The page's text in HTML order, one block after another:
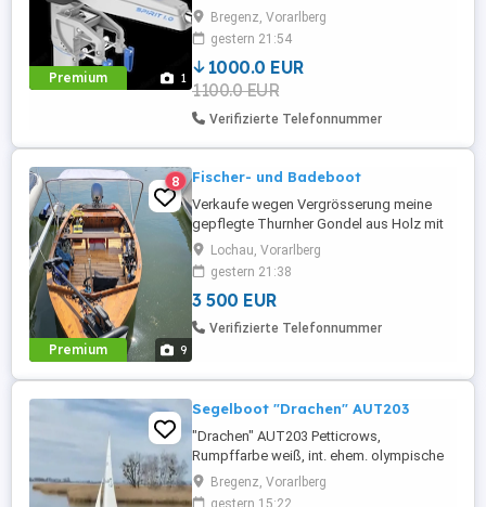
Premium 1
Außenbordmotor ist ideal für kleine
Boote, Schlauchboote oder Segelboote
und bietet eine umweltfreundliche und
leise Alternative zu Benzinmotoren. Er ist
bekannt für seine Effizienz und einfache
Handhabung. * Leistungsstarker ...
Bregenz, Vorarlberg
gestern 21:54
1000.0 EUR
1100.0 EUR
Verifizierte Telefonnummer
Premium 9
8 Fischer- und Badeboot
Verkaufe wegen Vergrösserung meine
gepflegte Thurnher Gondel aus Holz mit
Bodenseezulassung. Das klassische Boot
überzeugt durch seine hochwertige
Holzverarbeitung und den
charakteristischen Look. Boot: Länge:
5,35 mtr. Breite: 1,60 mtr. Baujahr: 1983
Lochau, Vorarlberg
gestern 21:38
3 500 EUR
Verifizierte Telefonnummer
Segelboot "Drachen" AUT203
"Drachen" AUT203 Petticrows,
Rumpffarbe weiß, int. ehem. olympische
Bootsklasse. Länge üA: 8,95 m Breite üA:
1,90 m Tiefgang: 1,20 m Gewicht
Bregenz, Vorarlberg
gestern 15:22